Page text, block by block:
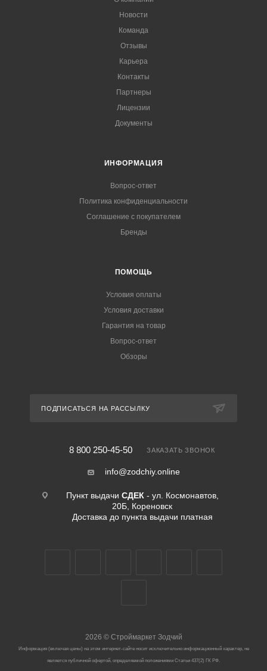
Новости
Команда
Отзывы
Карьера
Контакты
Партнеры
Лицензии
Документы
ИНФОРМАЦИЯ
Вопрос-ответ
Политика конфиденциальности
Соглашение с покупателем
Бренды
ПОМОЩЬ
Условия оплаты
Условия доставки
Гарантия на товар
Вопрос-ответ
Обзоры
ПОДПИСАТЬСЯ НА РАССЫЛКУ
8 800 250-45-50 ЗАКАЗАТЬ ЗВОНОК
info@zodchiy.online
Пункт выдачи СДЕК - ул. Космонавтов,
20Б, Кореновск
Доставка до пункта выдачи платная
2026 ©Строймаркет Зодчий
Информация (включая цены) на этом интернет-сайте носит исключительно информационный характер, не
является публичной офертой, определяемой положениями Статьи 437(2) ГК РФ.